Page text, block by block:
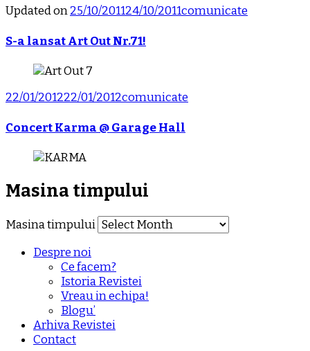
Updated on25/10/201124/10/2011comunicate
S-a lansat Art Out Nr.71!
22/01/201222/01/2012comunicate
Concert Karma @ Garage Hall
Masina timpului
Masina timpului
Despre noi
Ce facem?
Istoria Revistei
Vreau in echipa!
Blogu’
Arhiva Revistei
Contact